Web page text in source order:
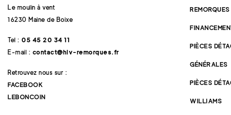
Le moulin à vent
16230 Maine de Boixe
Tel : 05 45 20 34 11
E-mail : contact@hlv-remorques.fr
Retrouvez nous sur :
FACEBOOK
LEBONCOIN
REMORQUES
PIÈCES
GÉNÉRALES
PIÈCES
WILLIAMS